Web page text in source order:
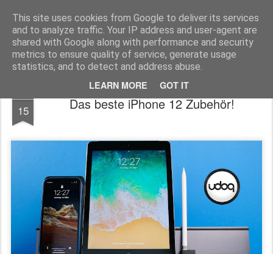
This site uses cookies from Google to deliver its services
and to analyze traffic. Your IP address and user-agent are
shared with Google along with performance and security
metrics to ensure quality of service, generate usage
statistics, and to detect and address abuse.
LEARN MORE GOT IT
MyKinoTrailer
Pages
15 Das beste iPhone 12 Zubehör!